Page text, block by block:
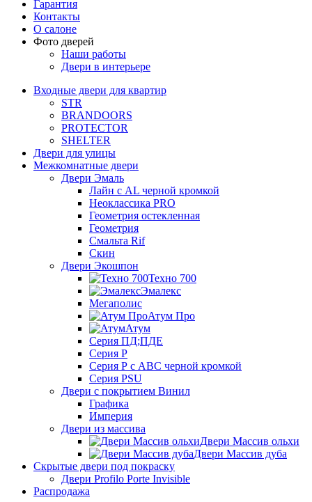
Гарантия
Контакты
О салоне
Фото дверей
Наши работы
Двери в интерьере
Входные двери для квартир
STR
BRANDOORS
PROTECTOR
SHELTER
Двери для улицы
Межкомнатные двери
Двери Эмаль
Лайн с AL черной кромкой
Неоклассика PRO
Геометрия остекленная
Геометрия
Смальта Rif
Скин
Двери Экошпон
Техно 700
Эмалекс
Мегаполис
Атум Про
Атум
Серия ПД;ПДЕ
Серия Р
Серия Р с АВС черной кромкой
Серия PSU
Двери с покрытием Винил
Графика
Империя
Двери из массива
Двери Массив ольхи
Двери Массив дуба
Скрытые двери под покраску
Двери Profilo Porte Invisible
Распродажа